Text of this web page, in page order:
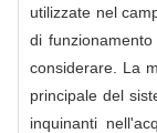
utilizzate nel
di
considerare. La
principale del
inquinanti